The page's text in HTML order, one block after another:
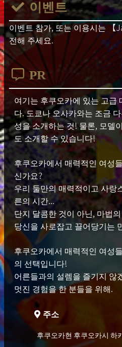
파티 코스 조합 〇
※ 1 년에 1 번 이상
비가 부과되지 않습
연회비는 갱신 월에
* 모든 송금은 법인
안심하십시오.
플래티넘 코스
입관료 50,000 엔
연회비 20,000 엔 *
설정료 33,000 엔 ~
# ~ 일반 ~ 플래티
있습니다.
그녀는 모델, 탤런
고 탤런트를 위해 엄
※ 1 년에 1 번 이상
비가 부과되지 않습
연회비는 갱신 월에
* 모든 송금은 법
안심하십시오.
이벤트
이벤트 참가, 또는 이용시는【
전해 주세요.
PR
여기는 후쿠오카에 있는 고급
다. 도쿄나 오사카와는 조금
성을 소개하는 것! 물론, 모델
도 소개할 수 있습니다!
후쿠오카에서 매력적인 여성
신가요?
우리 둘만의 매력적이고 사랑
른의 시간...
단지 달콤한 것이 아닌, 마법
당신을 사로잡고 끌어당기는
후쿠오카에서 매력적인 여성
의 선택입니다!
어른들과의 설렘을 즐기지 않
멋진 경험을 한 분들을 위해.
주소
후쿠오카현 후쿠오카시 하